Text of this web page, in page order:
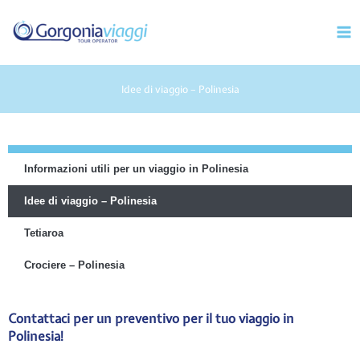
contenuto
Idee di viaggio – Polinesia
Informazioni utili per un viaggio in Polinesia
Idee di viaggio – Polinesia
Tetiaroa
Crociere – Polinesia
Contattaci per un preventivo per il tuo viaggio in
Polinesia!